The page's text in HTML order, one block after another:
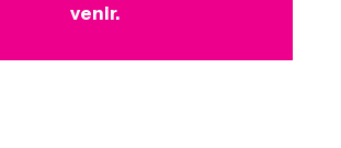
venir.